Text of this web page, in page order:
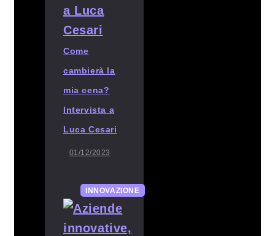
Come
cambierà la
mia cena?
Intervista a
Luca Cesari
01/12/2023
INNOVAZIONE